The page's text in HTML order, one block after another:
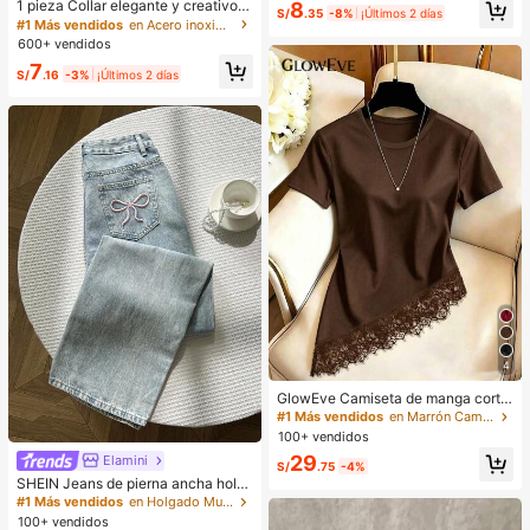
1 pieza Collar elegante y creativo d
e acero inoxidable con letra del alfa
beto inglés en estilo burbuja, color
para mujer, cadena de clavícula
#1 Más vendidos
en Acero inoxidable Collares De Mujer
600+ vendidos
S/7.16 -3% ¡Últimos 2 días
Elamini
SHEIN Jeans de pierna ancha holg
ados con bolsillo insertado y borda
do de mariposa lavados para mujer,
#1 Más vendidos
en Holgado Mujer Denim
100+ vendidos
21 S22 S23 S24 S25 S26/Honor/et
S/8.35 -8% ¡Últimos 2 días
4
GlowEve Camiseta de manga corta
de cuello redondo de unicolor casu
al versátil para uso diario para muje
r
#1 Más vendidos
en Marrón Camisetas básicas informales
100+ vendidos
S/29.75 -4%